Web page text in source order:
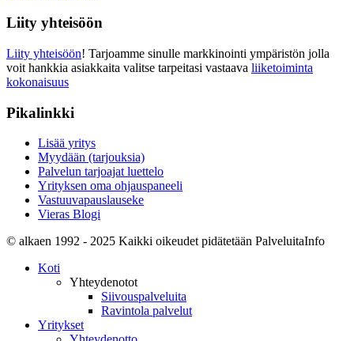
Liity yhteisöön
Liity yhteisöön! Tarjoamme sinulle markkinointi ympäristön jolla
voit hankkia asiakkaita valitse tarpeitasi vastaava liiketoiminta
kokonaisuus
Pikalinkki
Lisää yritys
Myydään (tarjouksia)
Palvelun tarjoajat luettelo
Yrityksen oma ohjauspaneeli
Vastuuvapauslauseke
Vieras Blogi
© alkaen 1992 - 2025 Kaikki oikeudet pidätetään PalveluitaInfo
Koti
Yhteydenotot
Siivouspalveluita
Ravintola palvelut
Yritykset